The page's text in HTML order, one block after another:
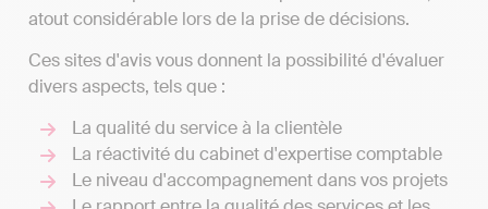
atout considérable lors de la prise de décisions.
Ces sites d'avis vous donnent la possibilité d'évaluer
divers aspects, tels que :
La qualité du service à la clientèle
La réactivité du cabinet d'expertise comptable
Le niveau d'accompagnement dans vos projets